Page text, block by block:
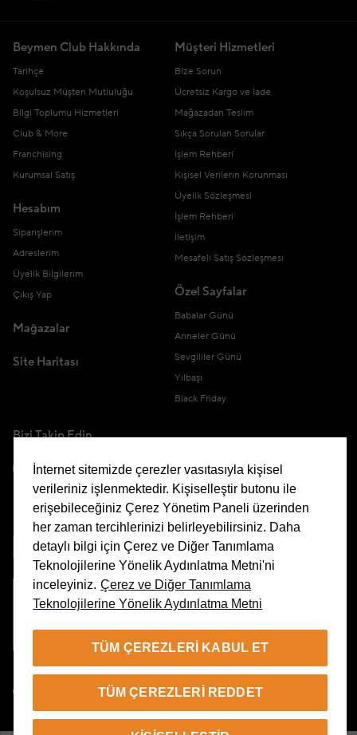
Beymen Club Hakkında
Tarihçe
Koşulsuz Müşteri Mutluluğu
Bilgi Toplumu Hizmetleri
Club & More
Franchising
Kurumsal Satış
Hesabım
Siparişlerim
Adreslerim
Üyelik Bilgilerim
Çıkış Yap
Mağazalar
Site Haritası
Müşteri Hizmetleri
Bize Sorun
Ücretsiz Kargo ve İade
Mağazadan Teslim
Sıkça Sorulan Sorular
İşlem Rehberi
Kişisel Verilerin Korunması
Üyelik Sözleşmesi
İşlem Rehberi
İletişim
Mesafeli Satış Sözleşmesi
Özel Sayfalar
Babalar Günü
Anneler Günü
Sevgililer Günü
Yılbaşı
Black Friday
Bizi Takip Edin
Uygulamamızı İndirin
© 2026 Beymen Tüm Hakları Saklıdır
İnternet sitemizde çerezler vasıtasıyla kişisel
verileriniz işlenmektedir. Kişiselleştir butonu ile
erişebileceğiniz Çerez Yönetim Paneli üzerinden
her zaman tercihlerinizi belirleyebilirsiniz. Daha
detaylı bilgi için Çerez ve Diğer Tanımlama
Teknolojilerine Yönelik Aydınlatma Metni'ni
inceleyiniz. Çerez ve Diğer Tanımlama
Teknolojilerine Yönelik Aydınlatma Metni
TÜM ÇEREZLERI KABUL ET
TÜM ÇEREZLERI REDDET